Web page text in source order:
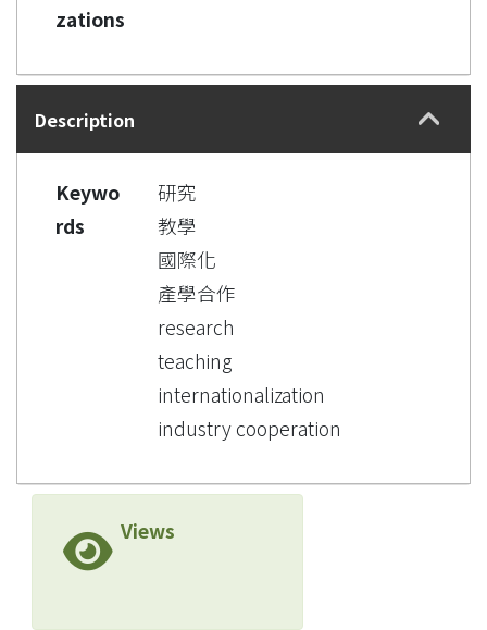
zations
Description
Keywo
rds
研究
教學
國際化
產學合作
research
teaching
internationalization
industry cooperation
Views